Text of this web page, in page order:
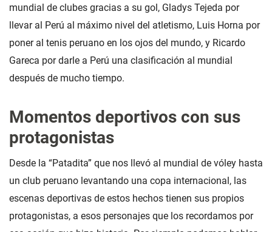
mundial de clubes gracias a su gol, Gladys Tejeda por
llevar al Perú al máximo nivel del atletismo, Luis Horna por
poner al tenis peruano en los ojos del mundo, y Ricardo
Gareca por darle a Perú una clasificación al mundial
después de mucho tiempo.
Momentos deportivos con sus
protagonistas
Desde la “Patadita” que nos llevó al mundial de vóley hasta
un club peruano levantando una copa internacional, las
escenas deportivas de estos hechos tienen sus propios
protagonistas, a esos personajes que los recordamos por